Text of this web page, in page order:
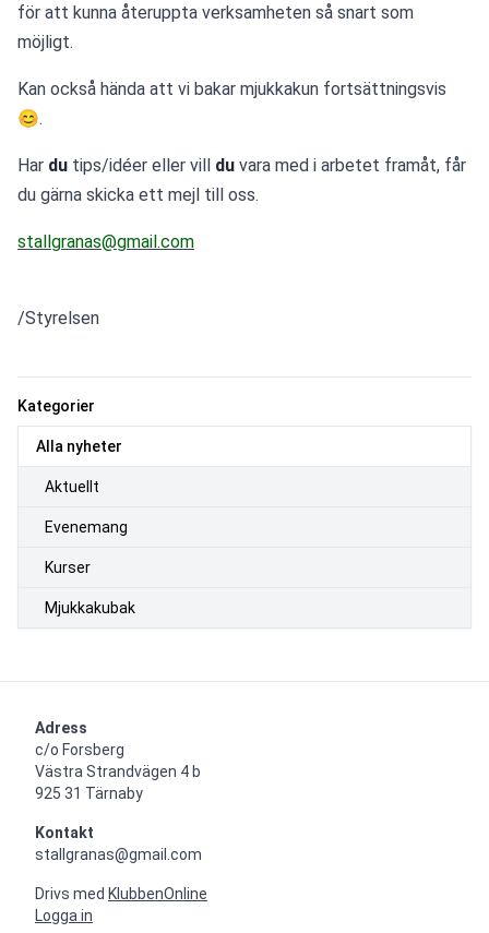
Kategorier
Alla nyheter
Aktuellt
Evenemang
Kurser
Mjukkakubak
för att kunna återuppta verksamheten så snart som
möjligt.
Kan också hända att vi bakar mjukkakun fortsättningsvis
😊.
Har du tips/idéer eller vill du vara med i arbetet framåt, får
du gärna skicka ett mejl till oss.
stallgranas@gmail.com
/Styrelsen
Adress
c/o Forsberg
Västra Strandvägen 4 b
925 31 Tärnaby
Kontakt
stallgranas@gmail.com
Drivs med KlubbenOnline
Logga in